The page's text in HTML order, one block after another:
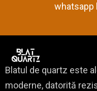
whatsapp
Blatul de quartz este
moderne, datorită